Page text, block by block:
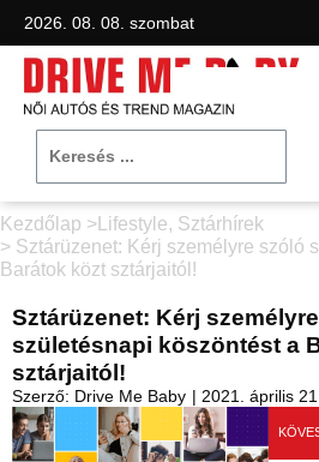
2026. 08. 08. szombat
Kezdőlap > Lifestyle, Sztárhírek
> Sztárüzenet: Kérj személyre szóló
Barátok közt sztárjaitól!
Sztárüzenet: Kérj
születésnapi köszöntést a
sztárjaitól!
Szerző: Drive Me Baby | 2021. április 21.